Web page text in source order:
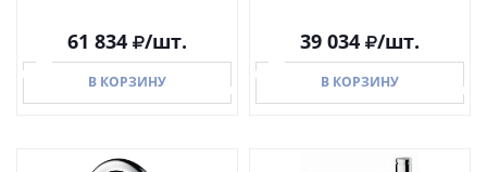
61 834 /шт.
В КОРЗИНУ
39 034 /шт.
В КОРЗИНУ